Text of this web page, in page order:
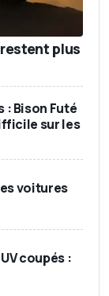
plus
: Bison Futé
sur les
voitures
coupés :